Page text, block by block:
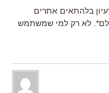
בלהתאים אתרים
לא רק למי שמשתמש